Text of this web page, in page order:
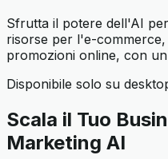
Sfrutta il potere dell'AI
risorse per l'e-
promozioni online, con
Disponibile solo su
Scala il Tuo
Marketing AI